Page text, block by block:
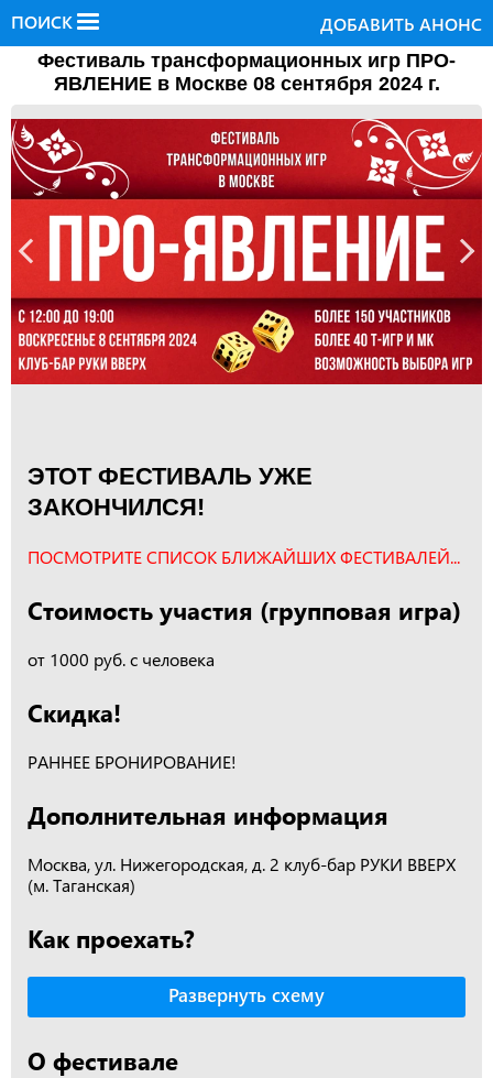
ПОИСК ДОБАВИТЬ АНОНС
Фестиваль трансформационных игр ПРО-
ЯВЛЕНИЕ в Москве 08 сентября 2024 г.
ЭТОТ ФЕСТИВАЛЬ УЖЕ
ЗАКОНЧИЛСЯ!
ПОСМОТРИТЕ СПИСОК БЛИЖАЙШИХ ФЕСТИВАЛЕЙ...
Стоимость участия (групповая игра)
от 1000 руб. с человека
Скидка!
РАННЕЕ БРОНИРОВАНИЕ!
Дополнительная информация
Москва, ул. Нижегородская, д. 2 клуб-бар РУКИ ВВЕРХ
(м. Таганская)
Как проехать?
Развернуть схему
О фестивале